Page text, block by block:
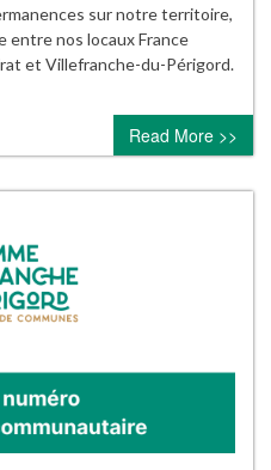
sur notre territoire,
entre nos locaux France
et Villefranche-du-Périgord.
Read More >>